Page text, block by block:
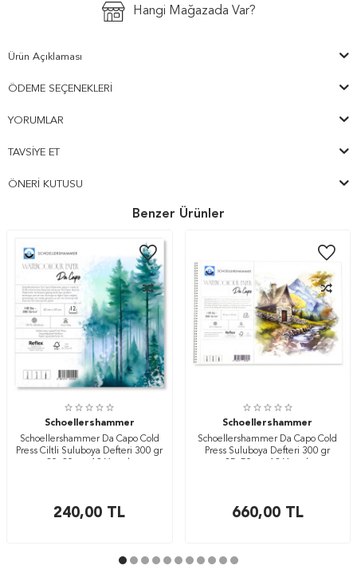
Hangi Mağazada Var?
Ürün Açıklaması
ÖDEME SEÇENEKLERI
YORUMLAR
TAVSIYE ET
ÖNERI KUTUSU
Benzer Ürünler
Schoellershammer
Schoellershammer Da Capo Cold
Press Ciltli Suluboya Defteri 300 gr
240,00 TL
Schoellershammer
Schoellershammer Da Capo Cold
Press Suluboya Defteri 300 gr
660,00TL